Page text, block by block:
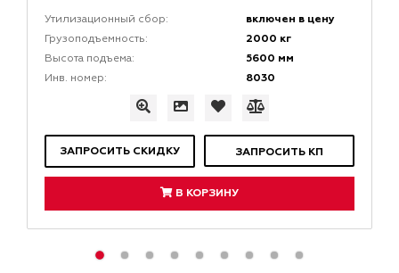
Утилизационный сбор: включен в цену
Грузоподъемность: 2000 кг
Высота подъема: 5600 мм
Инв. номер: 8030
ЗАПРОСИТЬ СКИДКУ ЗАПРОСИТЬ КП
В КОРЗИНУ